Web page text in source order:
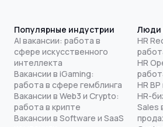
Популярные индустрии
AI вакансии: работа в
сфере искусственного
интеллекта
Вакансии в iGaming:
работа в сфере гемблинга
Вакансии в Web3 и Crypto:
работа в крипте
Вакансии в Software и SaaS
Люди
HR
HR
HR
HR-
Sales